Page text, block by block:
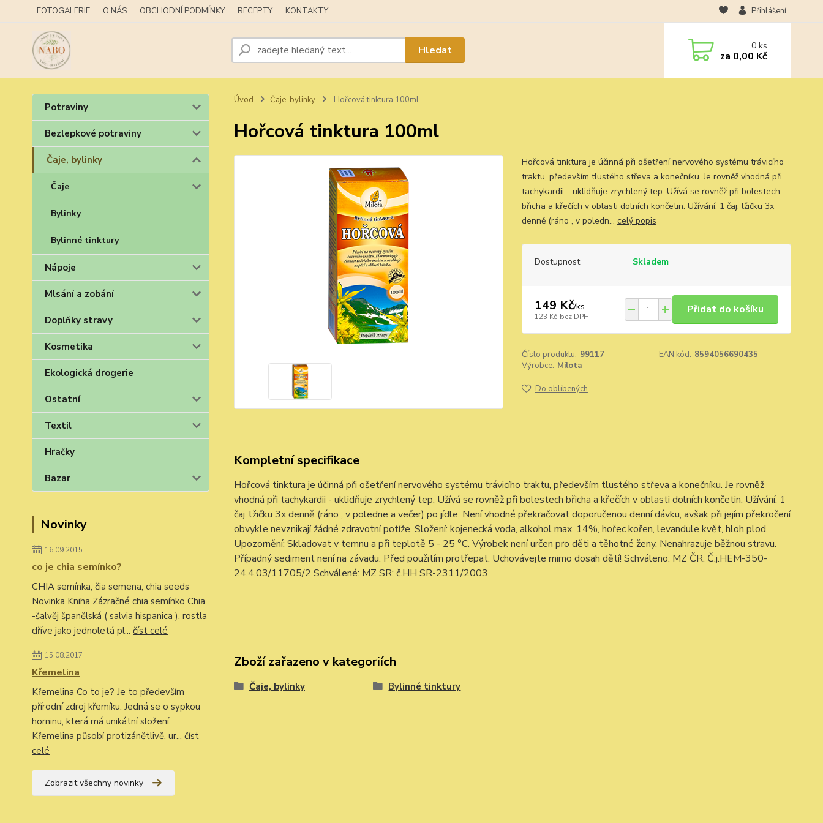
FOTOGALERIE O NÁS OBCHODNÍ PODMÍNKY RECEPTY KONTAKTY Přihlášení
Hledat 0ks
za 0,00 Kč
Potraviny
Bezlepkové potraviny
Čaje, bylinky
Čaje
Bylinky
Bylinné tinktury
Nápoje
Mlsání a zobání
Doplňky stravy
Kosmetika
Ekologická drogerie
Ostatní
Textil
Hračky
Bazar
Novinky
16.09.2015
co je chia semínko?
CHIA semínka, čia semena, chia seeds
Novinka Kniha Zázračné chia semínko Chia
-šalvěj španělská ( salvia hispanica ), rostla
dříve jako jednoletá pl... číst celé
15.08.2017
Křemelina
Křemelina Co to je? Je to především
přírodní zdroj křemíku. Jedná se o sypkou
horninu, která má unikátní složení.
Křemelina působí protizánětlivě, ur... číst
celé
Zobrazit všechny novinky
Úvod Čaje, bylinky Hořcová tinktura 100ml
Hořcová tinktura 100ml
Hořcová tinktura je účinná při ošetření nervového systému trávicího
traktu, především tlustého střeva a konečníku. Je rovněž vhodná při
tachykardii - uklidňuje zrychlený tep. Užívá se rovněž při bolestech
břicha a křečích v oblasti dolních končetin. Užívání: 1 čaj. lžičku 3x
denně (ráno , v poledn... celý popis
Dostupnost Skladem
149 Kč/ks
123 Kč bez DPH
Přidat do košíku
Číslo produktu: 99117 EAN kód: 8594056690435
Výrobce: Milota
Do oblíbených
Kompletní specifikace
Hořcová tinktura je účinná při ošetření nervového systému trávicího traktu, především tlustého střeva a konečníku. Je rovněž
vhodná při tachykardii - uklidňuje zrychlený tep. Užívá se rovněž při bolestech břicha a křečích v oblasti dolních končetin. Užívání: 1
čaj. lžičku 3x denně (ráno , v poledne a večer) po jídle. Není vhodné překračovat doporučenou denní dávku, avšak při jejím překročení
obvykle nevznikají žádné zdravotní potíže. Složení: kojenecká voda, alkohol max. 14%, hořec kořen, levandule květ, hloh plod.
Upozornění: Skladovat v temnu a při teplotě 5 - 25 °C. Výrobek není určen pro děti a těhotné ženy. Nenahrazuje běžnou stravu.
Případný sediment není na závadu. Před použitím protřepat. Uchovávejte mimo dosah dětí! Schváleno: MZ ČR: Č.j.HEM-350-
24.4.03/11705/2 Schválené: MZ SR: č.HH SR-2311/2003
Zboží zařazeno v kategoriích
Čaje, bylinky Bylinné tinktury